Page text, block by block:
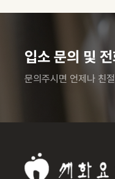
입소 문의 및
문의주시면 언제나 친